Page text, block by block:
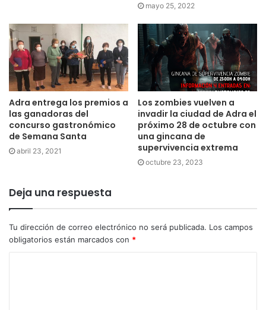
mayo 25, 2022
Adra entrega los premios a
las ganadoras del
concurso gastronómico
de Semana Santa
abril 23, 2021
Los zombies vuelven a
invadir la ciudad de Adra el
próximo 28 de octubre con
una gincana de
supervivencia extrema
octubre 23, 2023
Deja una respuesta
Tu dirección de correo electrónico no será publicada. Los campos
obligatorios están marcados con *